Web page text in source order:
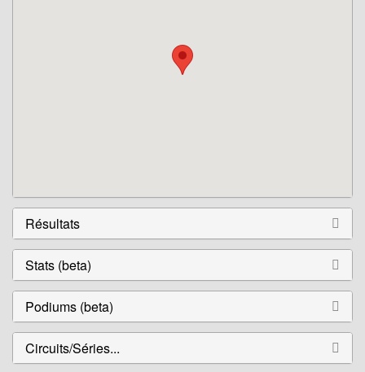
Résultats
Stats (beta)
Podiums (beta)
Circuits/Séries...